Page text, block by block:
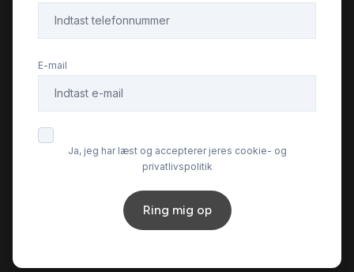
Navigation
Nøglefri betjening
Parkeringssensor bagved
Parkeringssensor foran
E-mail
Ja, jeg har læst og accepterer jeres cookie- og
privatlivspolitik
Ring mig op